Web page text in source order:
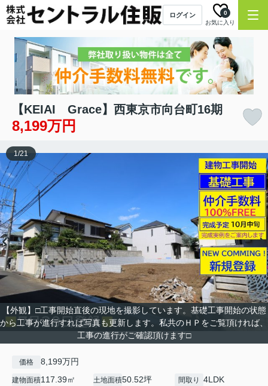
ログイン
お気に入り
0
【KEIAI Grace】西東京市向台町16期
8,199万円
【外観】□工事開始直後の現地を撮影しています。基礎工事開始の状態
から工事が進行すれば写真も更新します。私共のＨＰをご覧頂ければ、
工事の進行がご確認頂けます□
1 /21
価格 8,199万円
建物面積117.39㎡ 土地面積50.52坪
間取り 4LDK